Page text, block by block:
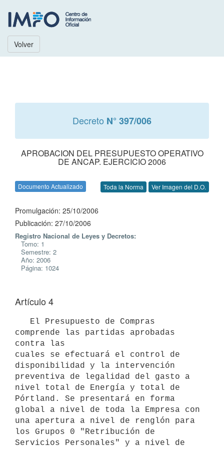
Volver
Decreto N° 397/006
APROBACION DEL PRESUPUESTO OPERATIVO
DE ANCAP. EJERCICIO 2006
Documento Actualizado Toda la Norma Ver Imagen del D.O.
Promulgación: 25/10/2006
Publicación: 27/10/2006
Registro Nacional de Leyes y Decretos:
Tomo: 1
Semestre: 2
Año: 2006
Página: 1024
Artículo 4
comprende las partidas aprobadas
contra las
cuales se efectuará el control de
disponibilidad y la intervención
preventiva de legalidad del gasto a
nivel total de Energía y total de
Pórtland. Se presentará en forma
global a nivel de toda la Empresa con
una apertura a nivel de renglón para
los Grupos 0 "Retribución de
Servicios Personales" y a nivel de